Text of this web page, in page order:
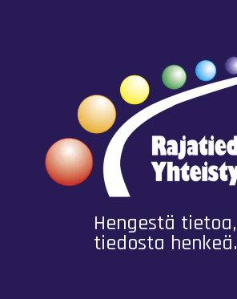
Hengestä tietoa,
tiedosta henkeä.